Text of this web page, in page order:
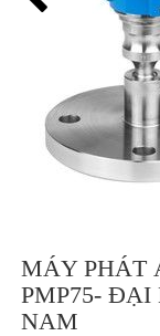
MÁY PHÁT
PMP75- ĐẠI
NAM